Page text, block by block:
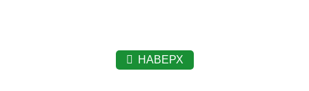
НАВЕРХ